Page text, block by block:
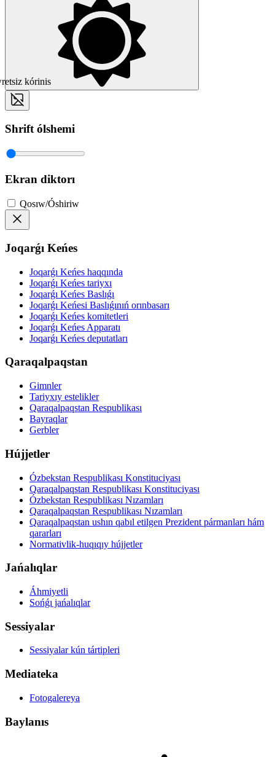
kórinis
Shrift ólshemi
Ekran diktorı
Qosıw/Óshiriw
Joqarǵı Keńes
Joqarǵı Keńes haqqında
Joqarǵı Keńes tariyxı
Joqarǵı Keńes Baslıǵı
Joqarǵı Keńesi Baslıǵınıń orınbasarı
Joqarǵı Keńes komitetleri
Joqarǵı Keńes Apparatı
Joqarǵı Keńes deputatları
Qaraqalpaqstan
Gimnler
Tariyxıy estelikler
Qaraqalpaqstan Respublikası
Bayraqlar
Gerbler
Hújjetler
Ózbekstan Respublikası Konstituciyası
Qaraqalpaqstan Respublikası Konstituciyası
Ózbekstan Respublikası Nızamları
Qaraqalpaqstan Respublikası Nızamları
Qaraqalpaqstan ushın qabıl etilgen Prezident pármanları hám
qararları
Normativlik-huqıqıy hújjetler
Jańalıqlar
Áhmiyetli
Sońǵı jańalıqlar
Sessiyalar
Sessiyalar kún tártipleri
Mediateka
Fotogalereya
Baylanıs